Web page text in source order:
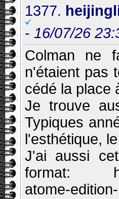
1377.
- 16/07/26
Colman ne
n'étaient pas
cédé la place
Je trouve
Typiques
l'esthétique,
J'ai aussi
format:
atome-